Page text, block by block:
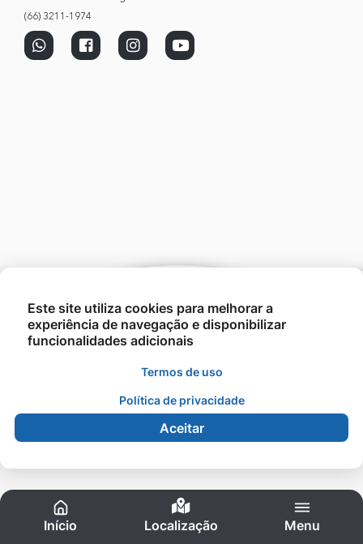
Início Localização Menu
(66) 3211-1974
Este site utiliza cookies para melhorar a
experiência de navegação e disponibilizar
funcionalidades adicionais
Termos de uso
Política de privacidade
Aceitar